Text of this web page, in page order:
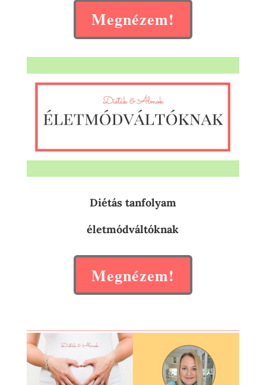
Megnézem!
Diétás tanfolyam
életmódváltóknak
Megnézem!